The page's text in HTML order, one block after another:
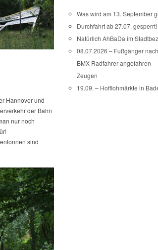
Hannover und
der Bahn
nur noch
sind
Was wird am 13. September
Durchfahrt ab 27.07. gesperrt!
Natürlich AhBaDa im
08.07.2026 – Fußgänger
BMX-Radfahrer angefahren
Zeugen
19.09. – Hofflohmärkte in